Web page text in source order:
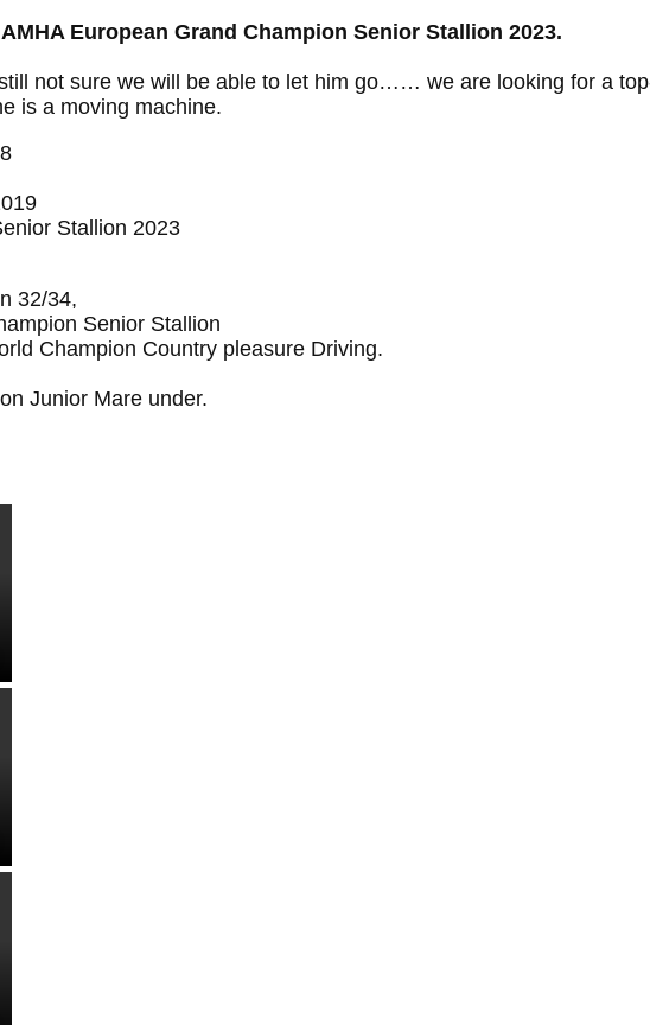
European Grand Champion Senior Stallion 2023.
not sure we will be able to let him go…… we are looking for a
is a moving machine.
Stallion 2023
32/34,
Senior Stallion
Champion Country pleasure Driving.
Junior Mare under.